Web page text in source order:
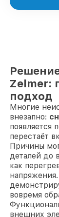
Zelmer:
подход
Многие
внезапно:
появляется
перестаёт
Причины
деталей до
как
вовремя
внешних